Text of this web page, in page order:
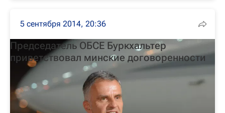
5 сентября 2014, 20:36
Председатель ОБСЕ Буркхальтер
приветствовал минские договоренности